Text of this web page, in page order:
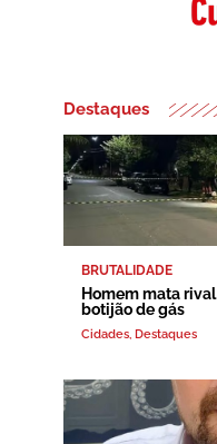
Destaques
BRUTALIDADE
Homem mata
botijão de gás
Cidades, Destaques